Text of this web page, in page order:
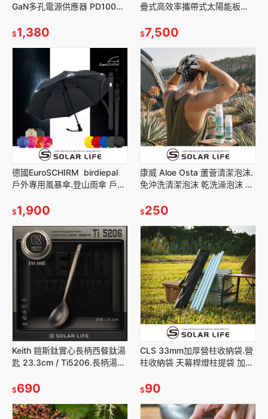
GaN多孔電源供應器 PD100W
源
$1,380
疊式高效率攜帶式太陽能板
太陽能
$7,500
德國EuroSCHIRM birdiepal
戶外專用風暴傘.登山雨傘 戶外
輕量颶風傘
$1,900
康威 Aloe Osta 蘆薈清潔泡沫.
免沖洗清潔泡沫 乾洗澡泡沫 免
潔泡沫
$250
Keith 鎧斯鈦實心長柄西餐鈦湯
匙 23.3cm / Ti5206.長柄湯匙
匙 糖杓糖
$690
CLS 33mm加厚營柱收納袋.營
柱收納袋 天幕桿燈柱提袋 加厚
營柱背袋
$90